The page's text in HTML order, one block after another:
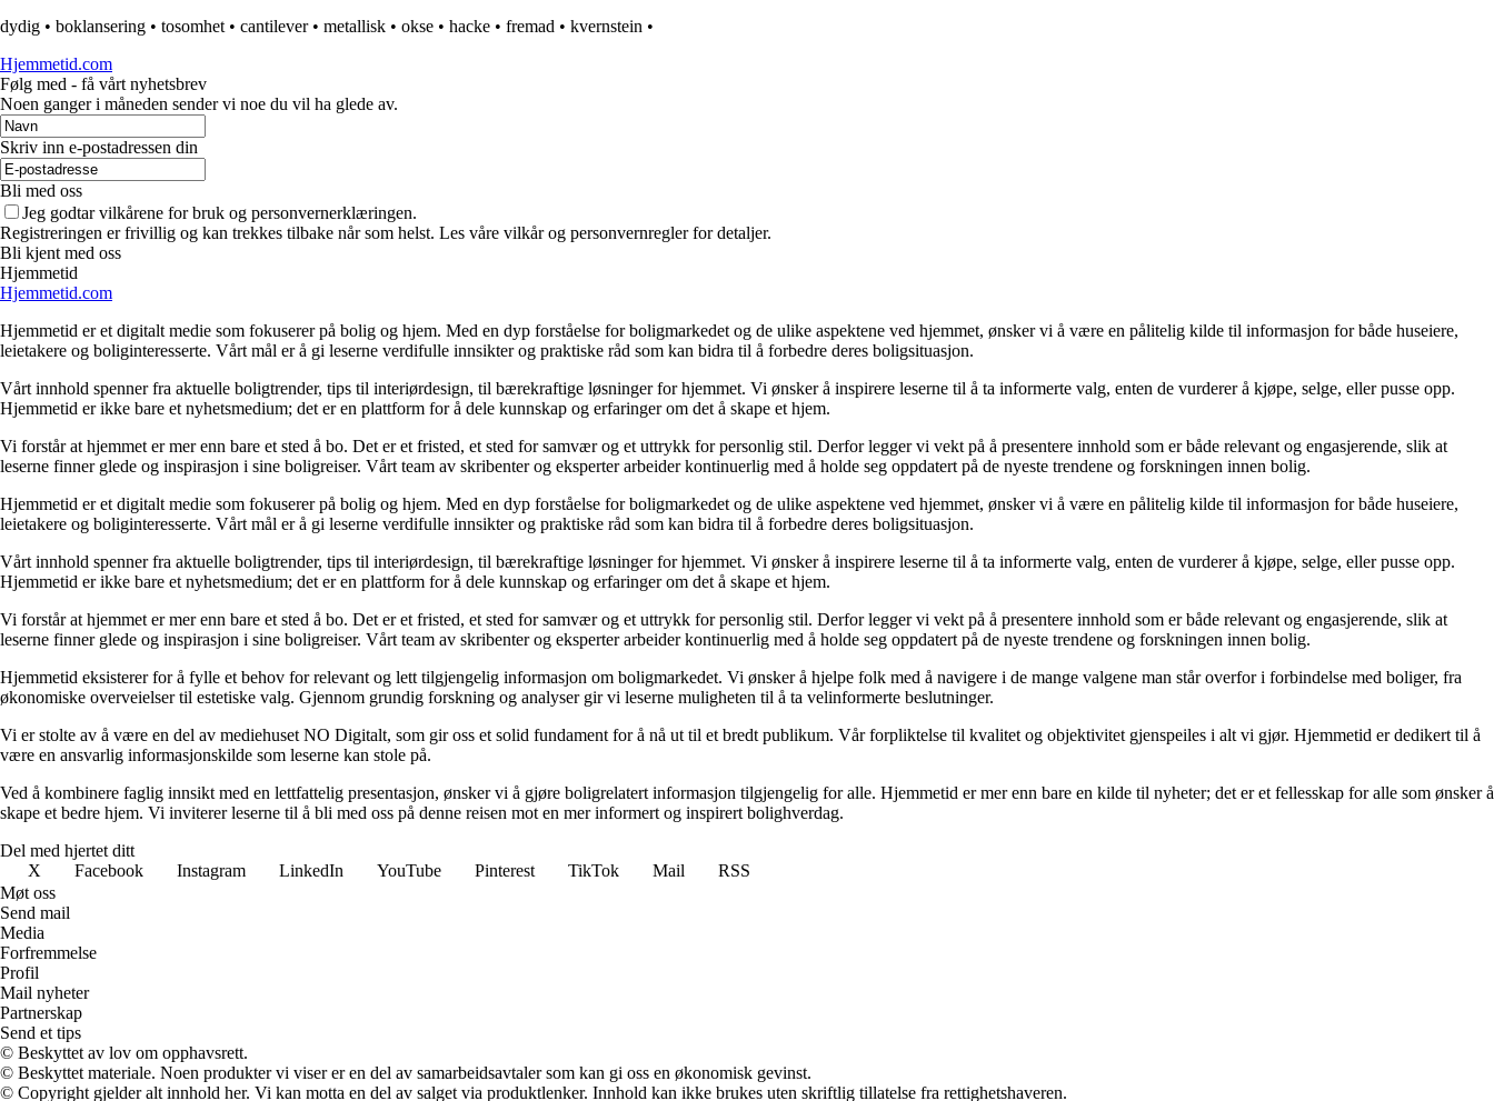
dydig • boklansering • tosomhet • cantilever• metallisk • okse • hacke • fremad • kvernstein •
Hjemmetid.com
Følg med - få vårt nyhetsbrev
Noen ganger i måneden sender vi noe du vil ha glede av.
Skriv inn e-postadressen din
Bli med oss
Jeg godtar vilkårene for bruk og personvernerklæringen.
Registreringen er frivillig og kan trekkes tilbake når som helst. Les våre vilkår og personvernregler for detaljer.
Bli kjent med oss
Hjemmetid
Hjemmetid.com
Hjemmetid er et digitalt medie som fokuserer på bolig og hjem. Med en dyp forståelse for boligmarkedet og de ulike aspektene ved hjemmet, ønsker vi å være en pålitelig kilde til informasjon for både huseiere,
leietakere og boliginteresserte. Vårt mål er å gi leserne verdifulle innsikter og praktiske råd som kan bidra til å forbedre deres boligsituasjon.
Vårt innhold spenner fra aktuelle boligtrender, tips til interiørdesign, til bærekraftige løsninger for hjemmet. Vi ønsker å inspirere leserne til å ta informerte valg, enten de vurderer å kjøpe, selge, eller pusse opp.
Hjemmetid er ikke bare et nyhetsmedium; det er en plattform for å dele kunnskap og erfaringer om det å skape et hjem.
Vi forstår at hjemmet er mer enn bare et sted å bo. Det er et fristed, et sted for samvær og et uttrykk for personlig stil. Derfor legger vi vekt på å presentere innhold som er både relevant og engasjerende, slik at
leserne finner glede og inspirasjon i sine boligreiser. Vårt team av skribenter og eksperter arbeider kontinuerlig med å holde seg oppdatert på de nyeste trendene og forskningen innen bolig.
Hjemmetid er et digitalt medie som fokuserer på bolig og hjem. Med en dyp forståelse for boligmarkedet og de ulike aspektene ved hjemmet, ønsker vi å være en pålitelig kilde til informasjon for både huseiere,
leietakere og boliginteresserte. Vårt mål er å gi leserne verdifulle innsikter og praktiske råd som kan bidra til å forbedre deres boligsituasjon.
Vårt innhold spenner fra aktuelle boligtrender, tips til interiørdesign, til bærekraftige løsninger for hjemmet. Vi ønsker å inspirere leserne til å ta informerte valg, enten de vurderer å kjøpe, selge, eller pusse opp.
Hjemmetid er ikke bare et nyhetsmedium; det er en plattform for å dele kunnskap og erfaringer om det å skape et hjem.
Vi forstår at hjemmet er mer enn bare et sted å bo. Det er et fristed, et sted for samvær og et uttrykk for personlig stil. Derfor legger vi vekt på å presentere innhold som er både relevant og engasjerende, slik at
leserne finner glede og inspirasjon i sine boligreiser. Vårt team av skribenter og eksperter arbeider kontinuerlig med å holde seg oppdatert på de nyeste trendene og forskningen innen bolig.
Hjemmetid eksisterer for å fylle et behov for relevant og lett tilgjengelig informasjon om boligmarkedet. Vi ønsker å hjelpe folk med å navigere i de mange valgene man står overfor i forbindelse med boliger, fra
økonomiske overveielser til estetiske valg. Gjennom grundig forskning og analyser gir vi leserne muligheten til å ta velinformerte beslutninger.
Vi er stolte av å være en del av mediehuset NO Digitalt, som gir oss et solid fundament for å nå ut til et bredt publikum. Vår forpliktelse til kvalitet og objektivitet gjenspeiles i alt vi gjør. Hjemmetid er dedikert til å
være en ansvarlig informasjonskilde som leserne kan stole på.
Ved å kombinere faglig innsikt med en lettfattelig presentasjon, ønsker vi å gjøre boligrelatert informasjon tilgjengelig for alle. Hjemmetid er mer enn bare en kilde til nyheter; det er et fellesskap for alle som ønsker å
skape et bedre hjem. Vi inviterer leserne til å bli med oss på denne reisen mot en mer informert og inspirert bolighverdag.
Del med hjertet ditt
X
Facebook Instagram LinkedIn YouTube Pinterest TikTok Mail
RSS
Møt oss
Send mail
Media
Forfremmelse
Profil
Mail nyheter
Partnerskap
Send et tips
© Beskyttet av lov om opphavsrett.
© Beskyttet materiale. Noen produkter vi viser er en del av samarbeidsavtaler som kan gi oss en økonomisk gevinst.
© Copyright gjelder alt innhold her. Vi kan motta en del av salget via produktlenker. Innhold kan ikke brukes uten skriftlig tillatelse fra rettighetshaveren.